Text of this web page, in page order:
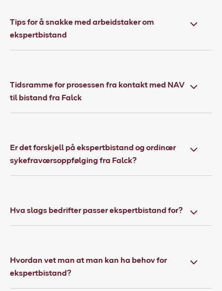
Tips for å snakke med arbeidstaker om
ekspertbistand
Tidsramme for prosessen fra kontakt med NAV
til bistand fra Falck
Er det forskjell på ekspertbistand og ordinær
sykefraværsoppfølging fra Falck?
Hva slags bedrifter passer ekspertbistand for?
Hvordan vet man at man kan ha behov for
ekspertbistand?